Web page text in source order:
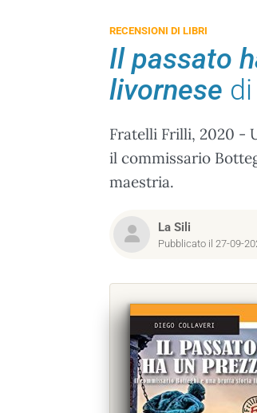
RECENSIONI DI LIBRI
Il passato
livornese
Fratelli Frilli, 2020 -
il commissario
maestria.
La Sili
Pubblicato il 27-09-